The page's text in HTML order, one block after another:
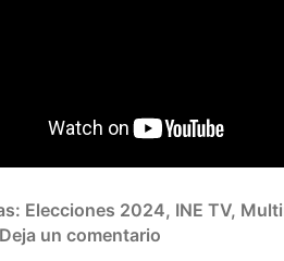
Elecciones 2024, INE TV,
Deja un comentario